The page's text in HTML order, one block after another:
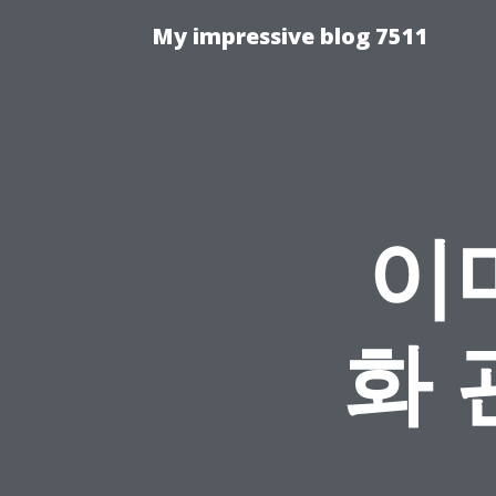
My impressive blog 7511
이
화